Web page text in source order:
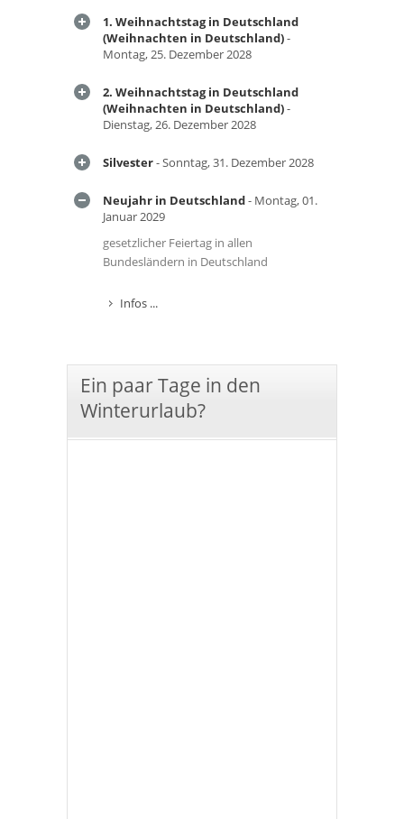
1. Weihnachtstag in Deutschland
(Weihnachten in Deutschland)-
Montag, 25. Dezember 2028
2. Weihnachtstag in Deutschland
(Weihnachten in Deutschland)-
Dienstag, 26. Dezember 2028
Silvester- Sonntag, 31. Dezember 2028
Neujahr in Deutschland- Montag, 01.
Januar 2029
gesetzlicher Feiertag in allen
Bundesländern in Deutschland
Infos ...
Ein paar Tage in den
Winterurlaub?